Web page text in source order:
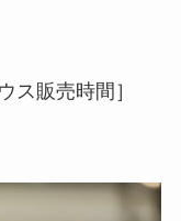
ス販売時間］